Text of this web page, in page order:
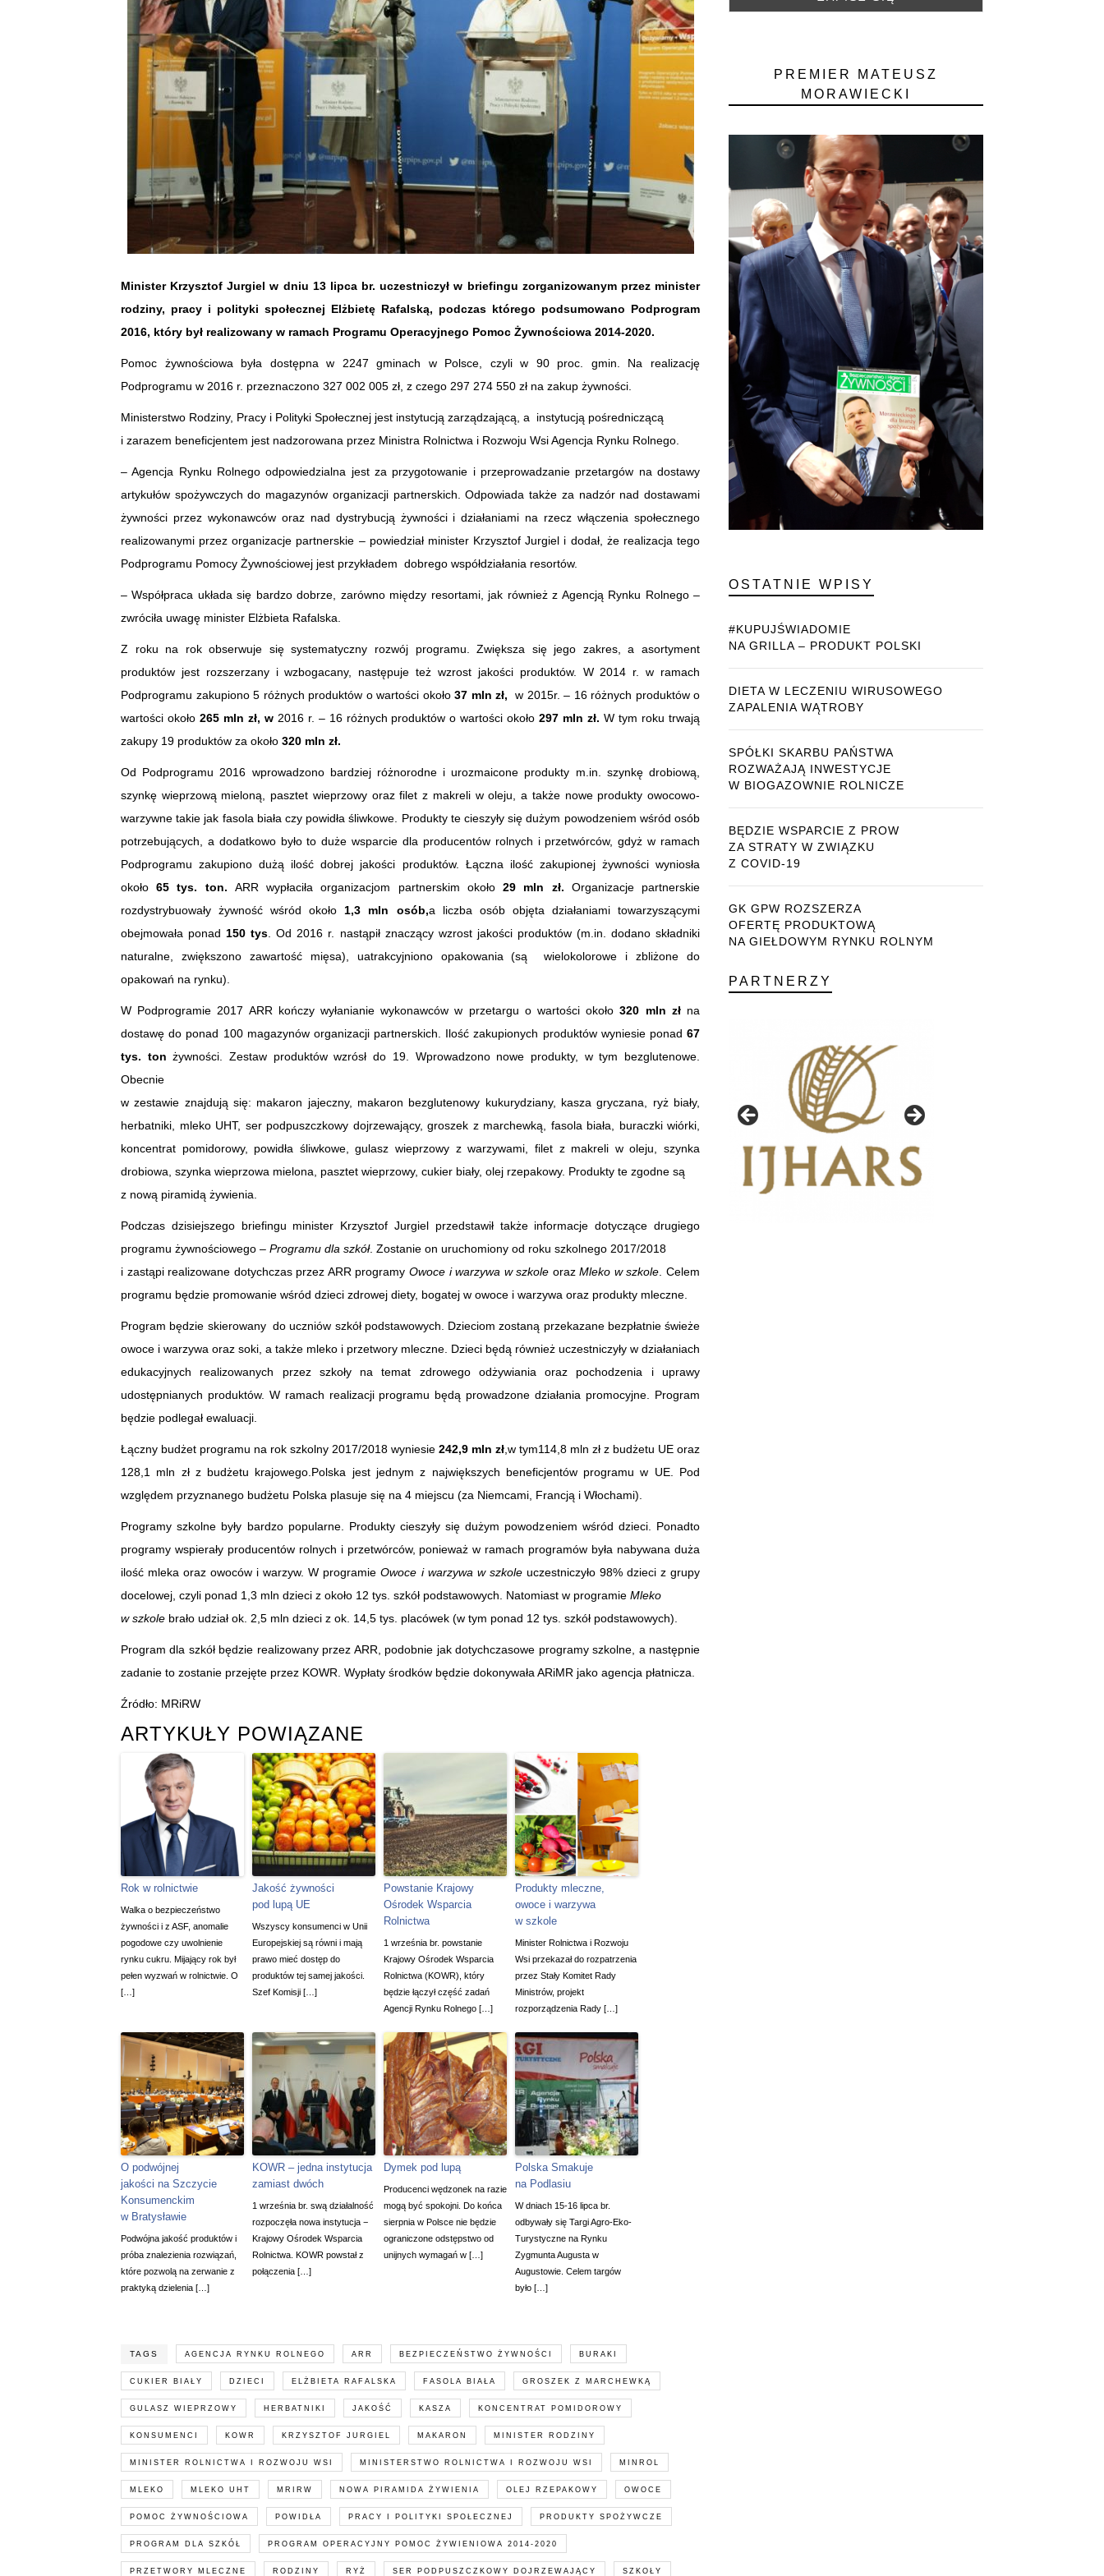
Minister Krzysztof Jurgiel w dniu 13 lipca br. uczestniczył w briefingu zorganizowanym przez minister
rodziny, pracy i polityki społecznej Elżbietę Rafalską, podczas którego podsumowano Podprogram
2016, który był realizowany w ramach Programu Operacyjnego Pomoc Żywnościowa 2014-2020.
Pomoc żywnościowa była dostępna w 2247 gminach w Polsce, czyli w 90 proc. gmin. Na realizację
Podprogramu w 2016 r. przeznaczono 327 002 005 zł, z czego 297 274 550 zł na zakup żywności.
Ministerstwo Rodziny, Pracy i Polityki Społecznej jest instytucją zarządzającą, a instytucją pośredniczącą
i zarazem beneficjentem jest nadzorowana przez Ministra Rolnictwa i Rozwoju Wsi Agencja Rynku Rolnego.
– Agencja Rynku Rolnego odpowiedzialna jest za przygotowanie i przeprowadzanie przetargów na dostawy
artykułów spożywczych do magazynów organizacji partnerskich. Odpowiada także za nadzór nad dostawami
żywności przez wykonawców oraz nad dystrybucją żywności i działaniami na rzecz włączenia społecznego
realizowanymi przez organizacje partnerskie – powiedział minister Krzysztof Jurgiel i dodał, że realizacja tego
Podprogramu Pomocy Żywnościowej jest przykładem dobrego współdziałania resortów.
– Współpraca układa się bardzo dobrze, zarówno między resortami, jak również z Agencją Rynku Rolnego –
zwróciła uwagę minister Elżbieta Rafalska.
Z roku na rok obserwuje się systematyczny rozwój programu. Zwiększa się jego zakres, a asortyment
produktów jest rozszerzany i wzbogacany, następuje też wzrost jakości produktów. W 2014 r. w ramach
Podprogramu zakupiono 5 różnych produktów o wartości około 37 mln zł, w 2015r. – 16 różnych produktów o
wartości około 265 mln zł, w2016 r. – 16 różnych produktów o wartości około297 mln zł.W tym roku trwają
zakupy 19 produktów za około 320 mln zł.
Od Podprogramu 2016 wprowadzono bardziej różnorodne i urozmaicone produkty m.in. szynkę drobiową,
szynkę wieprzową mieloną, pasztet wieprzowy oraz filet z makreli w oleju, a także nowe produkty owocowo-
warzywne takie jak fasola biała czy powidła śliwkowe. Produkty te cieszyły się dużym powodzeniem wśród osób
potrzebujących, a dodatkowo było to duże wsparcie dla producentów rolnych i przetwórców, gdyż w ramach
Podprogramu zakupiono dużą ilość dobrej jakości produktów. Łączna ilość zakupionej żywności wyniosła
około65 tys. ton. ARR wypłaciła organizacjom partnerskim około29 mln zł. Organizacje partnerskie
rozdystrybuowały żywność wśród około 1,3 mln osób,a liczba osób objęta działaniami towarzyszącymi
obejmowała ponad 150 tys . Od 2016 r. nastąpił znaczący wzrost jakości produktów (m.in. dodano składniki
naturalne, zwiększono zawartość mięsa), uatrakcyjniono opakowania (są wielokolorowe i zbliżone do
opakowań na rynku).
W Podprogramie 2017 ARR kończy wyłanianie wykonawców w przetargu o wartości około 320 mln zł na
dostawę do ponad 100 magazynów organizacji partnerskich. Ilość zakupionych produktów wyniesie ponad 67
tys. tonżywności. Zestaw produktów wzrósł do 19. Wprowadzono nowe produkty, w tym bezglutenowe.
Obecnie
w zestawie znajdują się: makaron jajeczny, makaron bezglutenowy kukurydziany, kasza gryczana, ryż biały,
herbatniki, mleko UHT, ser podpuszczkowy dojrzewający, groszek z marchewką, fasola biała, buraczki wiórki,
koncentrat pomidorowy, powidła śliwkowe, gulasz wieprzowy z warzywami, filet z makreli w oleju, szynka
drobiowa, szynka wieprzowa mielona, pasztet wieprzowy, cukier biały, olej rzepakowy. Produkty te zgodne są
z nową piramidą żywienia.
Podczas dzisiejszego briefingu minister Krzysztof Jurgiel przedstawił także informacje dotyczące drugiego
programu żywnościowego – Programu dla szkół. Zostanie on uruchomiony od roku szkolnego 2017/2018
i zastąpi realizowane dotychczas przez ARR programy Owoce i warzywa w szkole orazMleko w szkole . Celem
programu będzie promowanie wśród dzieci zdrowej diety, bogatej w owoce i warzywa oraz produkty mleczne.
Program będzie skierowany do uczniów szkół podstawowych. Dzieciom zostaną przekazane bezpłatnie świeże
owoce i warzywa oraz soki, a także mleko i przetwory mleczne. Dzieci będą również uczestniczyły w działaniach
edukacyjnych realizowanych przez szkoły na temat zdrowego odżywiania oraz pochodzenia i uprawy
udostępnianych produktów. W ramach realizacji programu będą prowadzone działania promocyjne. Program
będzie podlegał ewaluacji.
Łączny budżet programu na rok szkolny 2017/2018 wyniesie 242,9 mln zł ,w tym114,8 mln zł z budżetu UE oraz
128,1 mln zł z budżetu krajowego.Polska jest jednym z największych beneficjentów programu w UE. Pod
względem przyznanego budżetu Polska plasuje się na 4 miejscu (za Niemcami, Francją i Włochami).
Programy szkolne były bardzo popularne. Produkty cieszyły się dużym powodzeniem wśród dzieci. Ponadto
programy wspierały producentów rolnych i przetwórców, ponieważ w ramach programów była nabywana duża
ilość mleka oraz owoców i warzyw. W programieOwoce i warzywa w szkoleuczestniczyło 98% dzieci z grupy
docelowej, czyli ponad 1,3 mln dzieci z około 12 tys. szkół podstawowych. Natomiast w programie Mleko
w szkole brało udział ok. 2,5 mln dzieci z ok. 14,5 tys. placówek (w tym ponad 12 tys. szkół podstawowych).
Program dla szkół będzie realizowany przez ARR, podobnie jak dotychczasowe programy szkolne, a następnie
zadanie to zostanie przejęte przez KOWR. Wypłaty środków będzie dokonywała ARiMR jako agencja płatnicza.
Źródło: MRiRW
ARTYKUŁY POWIĄZANE
Rok w rolnictwie
Walka o bezpieczeństwo
żywności i z ASF, anomalie
pogodowe czy uwolnienie
rynku cukru. Mijający rok był
pełen wyzwań w rolnictwie. O
[…]
Jakość żywności
pod lupą UE
Wszyscy konsumenci w Unii
Europejskiej są równi i mają
prawo mieć dostęp do
produktów tej samej jakości.
Szef Komisji […]
Powstanie Krajowy
Ośrodek Wsparcia
Rolnictwa
1 września br. powstanie
Krajowy Ośrodek Wsparcia
Rolnictwa (KOWR), który
będzie łączył część zadań
Agencji Rynku Rolnego […]
Produkty mleczne,
owoce i warzywa
w szkole
Minister Rolnictwa i Rozwoju
Wsi przekazał do rozpatrzenia
przez Stały Komitet Rady
Ministrów, projekt
rozporządzenia Rady […]
O podwójnej
jakości na Szczycie
Konsumenckim
w Bratysławie
Podwójna jakość produktów i
próba znalezienia rozwiązań,
które pozwolą na zerwanie z
praktyką dzielenia […]
KOWR – jedna instytucja
zamiast dwóch
1 września br. swą działalność
rozpoczęła nowa instytucja −
Krajowy Ośrodek Wsparcia
Rolnictwa. KOWR powstał z
połączenia […]
Dymek pod lupą
Producenci wędzonek na razie
mogą być spokojni. Do końca
sierpnia w Polsce nie będzie
ograniczone odstępstwo od
unijnych wymagań w […]
Polska Smakuje
na Podlasiu
W dniach 15-16 lipca br.
odbywały się Targi Agro-Eko-
Turystyczne na Rynku
Zygmunta Augusta w
Augustowie. Celem targów
było […]
TAGS AGENCJA RYNKU ROLNEGO ARR BEZPIECZEŃSTWO ŻYWNOŚCI BURAKI
CUKIER BIAŁY DZIECI ELŻBIETA RAFALSKA FASOLA BIAŁA GROSZEK Z MARCHEWKĄ
GULASZ WIEPRZOWY HERBATNIKI JAKOŚĆ KASZA KONCENTRAT POMIDOROWY
KONSUMENCI KOWR KRZYSZTOF JURGIEL MAKARON MINISTER RODZINY
MINISTER ROLNICTWA I ROZWOJU WSI MINISTERSTWO ROLNICTWA I ROZWOJU WSI MINROL
MLEKO MLEKO UHT MRIRW NOWA PIRAMIDA ŻYWIENIA OLEJ RZEPAKOWY OWOCE
POMOC ŻYWNOŚCIOWA POWIDŁA PRACY I POLITYKI SPOŁECZNEJ PRODUKTY SPOŻYWCZE
PROGRAM DLA SZKÓŁ PROGRAM OPERACYJNY POMOC ŻYWIENIOWA 2014-2020
PRZETWORY MLECZNE RODZINY RYŻ SER PODPUSZCZKOWY DOJRZEWAJĄCY SZKOŁY
PREMIER MATEUSZ
MORAWIECKI
OSTATNIE WPISY
#KUPUJŚWIADOMIE
NA GRILLA – PRODUKT POLSKI
DIETA W LECZENIU WIRUSOWEGO
ZAPALENIA WĄTROBY
SPÓŁKI SKARBU PAŃSTWA
ROZWAŻAJĄ INWESTYCJE
W BIOGAZOWNIE ROLNICZE
BĘDZIE WSPARCIE Z PROW
ZA STRATY W ZWIĄZKU
Z COVID-19
GK GPW ROZSZERZA
OFERTĘ PRODUKTOWĄ
NA GIEŁDOWYM RYNKU ROLNYM
PARTNERZY